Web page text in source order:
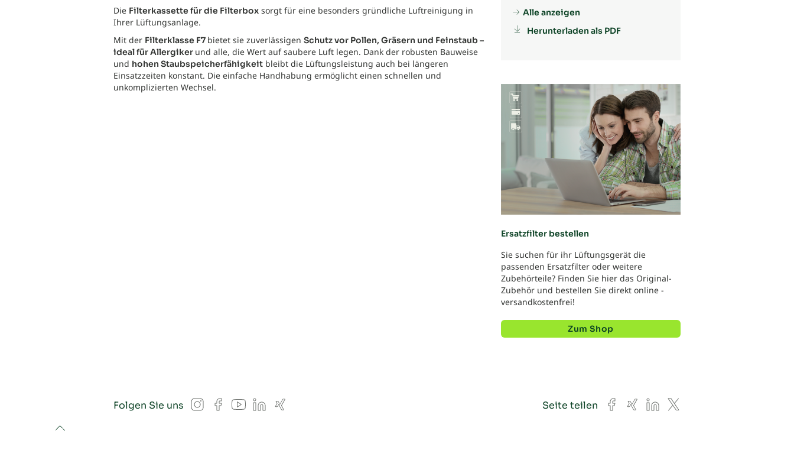
Die Filterkassette für die Filterbox sorgt für eine besonders gründliche Luftreinigung in
Ihrer Lüftungsanlage.
Mit der Filterklasse F7 bietet sie zuverlässigen Schutz vor Pollen, Gräsern und Feinstaub –
ideal für Allergiker und alle, die Wert auf saubere Luft legen. Dank der robusten Bauweise
und hohen Staubspeicherfähigkeit bleibt die Lüftungsleistung auch bei längeren
Einsatzzeiten konstant. Die einfache Handhabung ermöglicht einen schnellen und
unkomplizierten Wechsel.
Alle anzeigen
Herunterladen als PDF
Ersatzfilter bestellen
Sie suchen für ihr Lüftungsgerät die
passenden Ersatzfilter oder weitere
Zubehörteile? Finden Sie hier das Original-
Zubehör und bestellen Sie direkt online -
versandkostenfrei!
Zum Shop
Folgen Sie uns Instagram
Facebook
YouTube
LinkedIn
Xing Seite teilen Facebook
XingLinkedIn
X
to top